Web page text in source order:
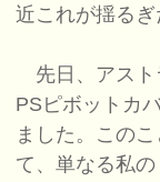
近これが揺るぎ
先日、アスト
PSピボットカ
ました。この
て、単なる私